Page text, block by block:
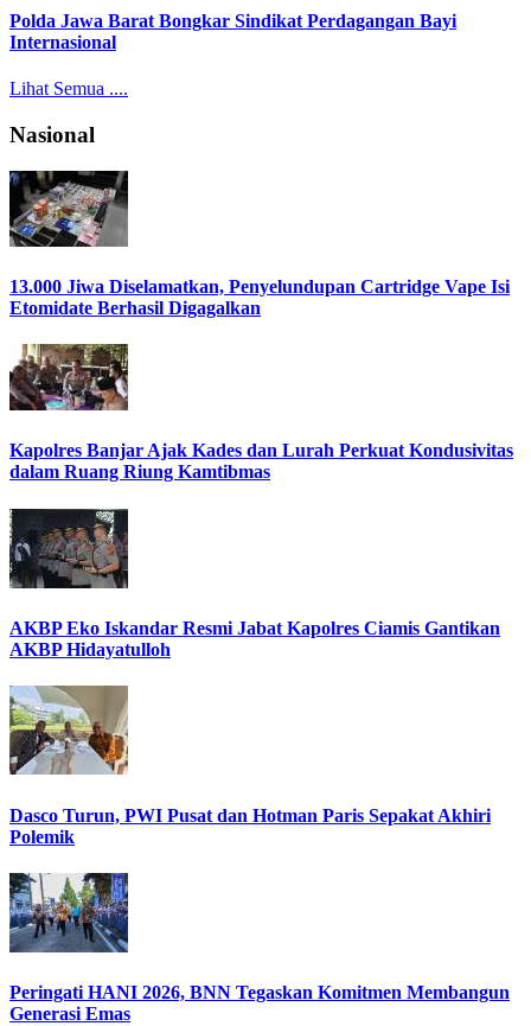
Polda Jawa Barat Bongkar Sindikat Perdagangan Bayi
Internasional
Lihat Semua ....
Nasional
13.000 Jiwa Diselamatkan, Penyelundupan Cartridge Vape Isi
Etomidate Berhasil Digagalkan
Kapolres Banjar Ajak Kades dan Lurah Perkuat Kondusivitas
dalam Ruang Riung Kamtibmas
AKBP Eko Iskandar Resmi Jabat Kapolres Ciamis Gantikan
AKBP Hidayatulloh
Dasco Turun, PWI Pusat dan Hotman Paris Sepakat Akhiri
Polemik
Peringati HANI 2026, BNN Tegaskan Komitmen Membangun
Generasi Emas